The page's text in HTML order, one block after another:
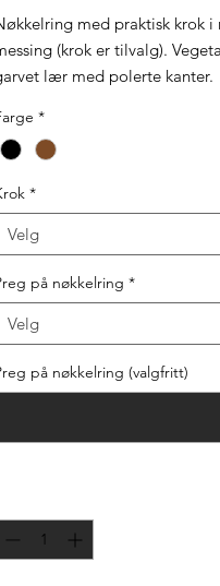
med praktisk krok i
(krok er tilvalg).
lær med polerte kanter.
*
*
Velg
på nøkkelring *
Velg
på nøkkelring (valgfritt)